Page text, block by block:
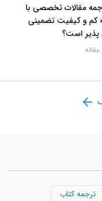
مقالات تخصصی با
کم و کیفیت تضمینی
پذیر است؟
ترجمه کتاب